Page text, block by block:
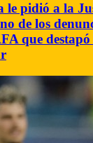
le pidió a la
de los
que